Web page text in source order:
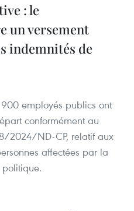
: le
un versement
indemnités de
employés publics ont
conformément au
2024/ND-CP, relatif aux
affectées par la